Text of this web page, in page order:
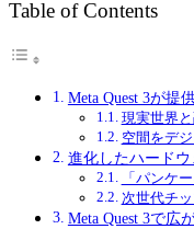
Table of Contents
Meta Quest 3が提
現実世界
空間をデ
進化したハード
「パンケ
次世代チ
Meta Quest 3で広